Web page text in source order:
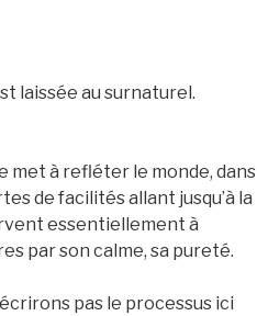
laissée au surnaturel.
met à refléter le monde, dans
de facilités allant jusqu’à la
essentiellement à
par son calme, sa pureté.
pas le processus ici